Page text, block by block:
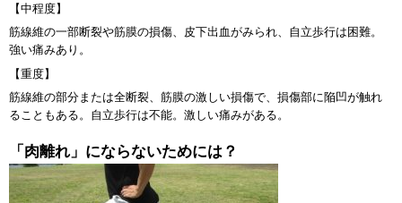
【中程度】
筋線維の一部断裂や筋膜の損傷、皮下出血がみられ、自立歩行は困難。
強い痛みあり。
【重度】
筋線維の部分または全断裂、筋膜の激しい損傷で、損傷部に陥凹が触れ
ることもある。自立歩行は不能。激しい痛みがある。
「肉離れ」にならないためには？